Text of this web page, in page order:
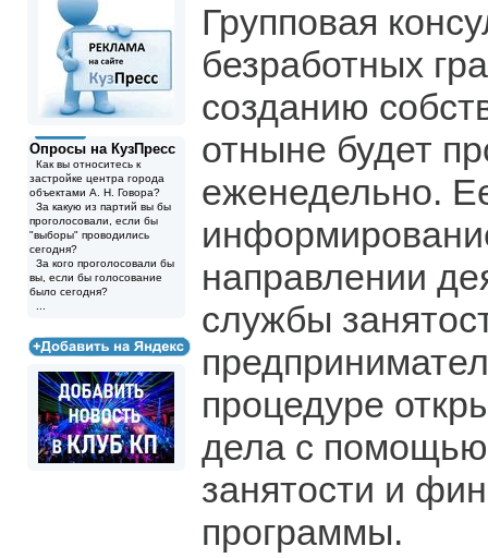
Опросы на КузПресс
Как вы относитесь к
застройке центра города
объектами А. Н. Говора?
За какую из партий вы бы
проголосовали, если бы
"выборы" проводились
сегодня?
За кого проголосовали бы
вы, если бы голосование
было сегодня?
Групповая
безработных
созданию
отныне будет
еженедельно.
направлении
службы
процедуре
дела с
занятости и
программы.